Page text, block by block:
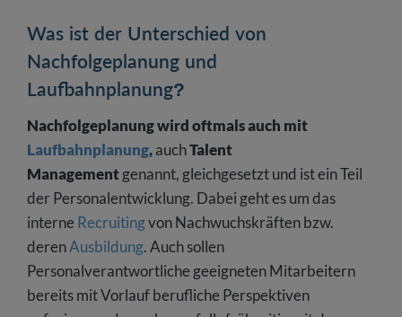
Was ist der Unterschied von
Nachfolgeplanung und
Laufbahnplanung?
Nachfolgeplanung wird oftmals auch mit
Laufbahnplanung,auchTalent
Managementgenannt, gleichgesetzt und ist ein Teil
der Personalentwicklung. Dabei geht es um das
interne Recruitingvon Nachwuchskräften bzw.
derenAusbildung. Auch sollen
Personalverantwortliche geeigneten Mitarbeitern
bereits mit Vorlauf berufliche Perspektiven